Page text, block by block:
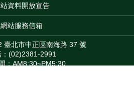
資料開放宣告
網站服務信箱
臺北市中正區南海路 37 號
：(02)2381-2991
：AM8:30~PM5:30